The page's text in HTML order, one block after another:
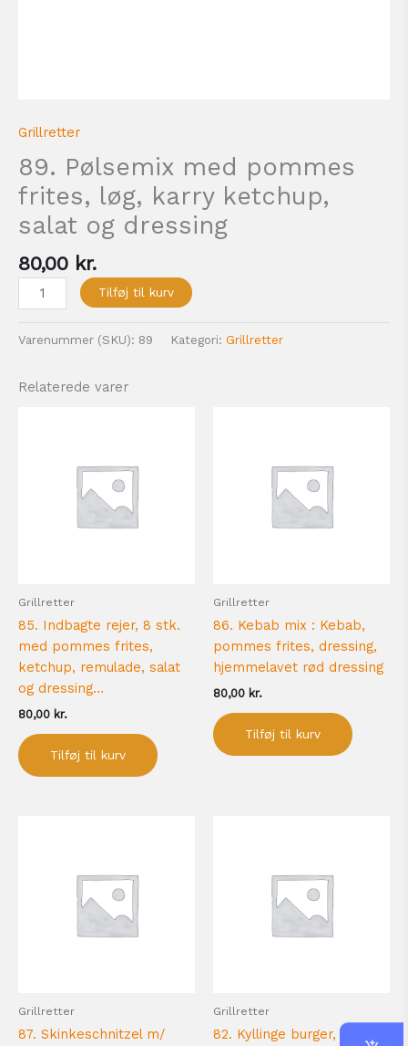
Grillretter
89. Pølsemix med pommes
frites, løg, karry ketchup,
salat og dressing
80,00 kr.
Tilføj til kurv
Varenummer (SKU): 89 Kategori: Grillretter
Relaterede varer
Grillretter
85. Indbagte rejer, 8 stk.
med pommes frites,
ketchup, remulade, salat
og dressing…
80,00 kr.
Tilføj til kurv
Grillretter
86. Kebab mix : Kebab,
pommes frites, dressing,
hjemmelavet rød dressing
80,00 kr.
Tilføj til kurv
Grillretter
87. Skinkeschnitzel m/
Grillretter
82. Kyllinge burger, menu